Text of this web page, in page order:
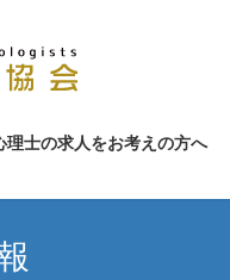
理士の求人をお考えの方へ